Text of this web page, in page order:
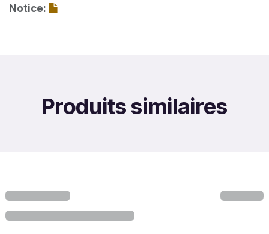
Notice:
Produits similaires